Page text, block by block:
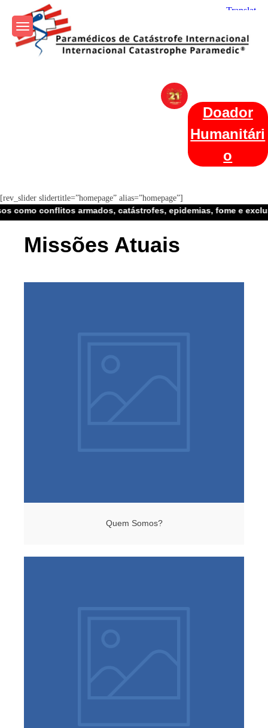
content
Param+edicos de Catástrofe
Internacional
Doador
Humanitári
o
[rev_slider slidertitle=”homepage” alias=”homepage”]
armados, catástrofes, epidemias, fome e exclusão social
Missões Atuais
Quem Somos?